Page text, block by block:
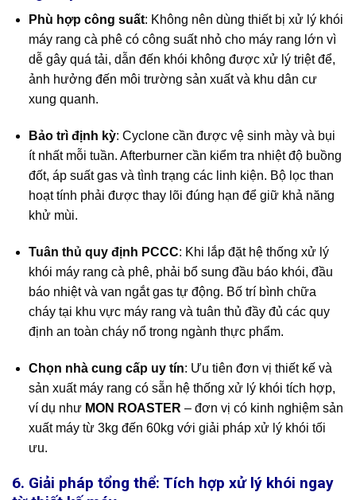
Phù hợp công suất: Không nên dùng thiết bị xử lý khói
máy rang cà phê có công suất nhỏ cho máy rang lớn vì
dễ gây quá tải, dẫn đến khói không được xử lý triệt để,
ảnh hưởng đến môi trường sản xuất và khu dân cư
xung quanh.
Bảo trì định kỳ: Cyclone cần được vệ sinh mày và bụi
ít nhất mỗi tuần. Afterburner cần kiểm tra nhiệt độ buồng
đốt, áp suất gas và tình trạng các linh kiện. Bộ lọc than
hoạt tính phải được thay lõi đúng hạn để giữ khả năng
khử mùi.
Tuân thủ quy định PCCC: Khi lắp đặt hệ thống xử lý
khói máy rang cà phê, phải bổ sung đầu báo khói, đầu
báo nhiệt và van ngắt gas tự động. Bố trí bình chữa
cháy tại khu vực máy rang và tuân thủ đầy đủ các quy
định an toàn cháy nổ trong ngành thực phẩm.
Chọn nhà cung cấp uy tín: Ưu tiên đơn vị thiết kế và
sản xuất máy rang có sẵn hệ thống xử lý khói tích hợp,
ví dụ như MON ROASTER – đơn vị có kinh nghiệm sản
xuất máy từ 3kg đến 60kg với giải pháp xử lý khói tối
ưu.
6. Giải pháp tổng thể: Tích hợp xử lý khói ngay